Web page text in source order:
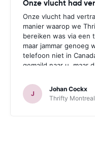
Onze vlucht had
Onze vlucht had
manier waarop we
bereiken was via een
maar jammar genoeg
telefoon niet in
gemaild naar u, maar
Deze opmerking geldt
Thrifte als voor u: het
op een andere manier
J
Johan Cockx
Thrifty